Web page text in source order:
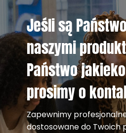
Jeśli są
naszymi
Państwo
prosimy o
Zapewnimy
dostosowane do Twoich